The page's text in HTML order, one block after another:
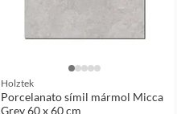
Holztek
Porcelanato símil mármol Micca
Grey 60 x 60 cm